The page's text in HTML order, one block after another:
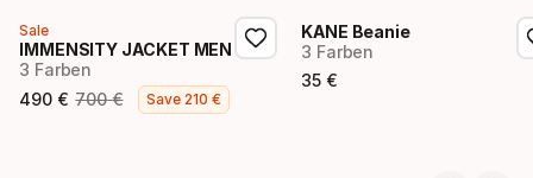
Sale
IMMENSITY JACKET MEN
3 Farben
490 €
Endpreis
700 €
Ursprünglicher Preis
Save210 €
KANE Beanie
3 Farben
35 €
Endpreis